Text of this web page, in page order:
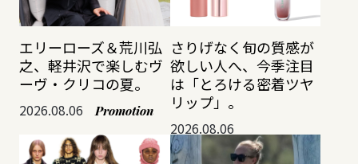
エリーローズ＆荒川弘
之、軽井沢で楽しむヴ
ーヴ・クリコの夏。
2026.08.06 Promotion
さりげなく旬の質感が
欲しい人へ、今季注目
は「とろける密着ツヤ
リップ」。
2026.08.06